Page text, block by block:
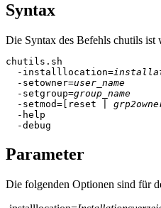
Syntax
Die Syntax des Befehls chutils ist
chutils.sh
  -installlocation=
  -setowner=
user_name
  -setgroup=
group_name
  -setmod=[reset |
  -help
  -debug
Parameter
Die folgenden Optionen sind für